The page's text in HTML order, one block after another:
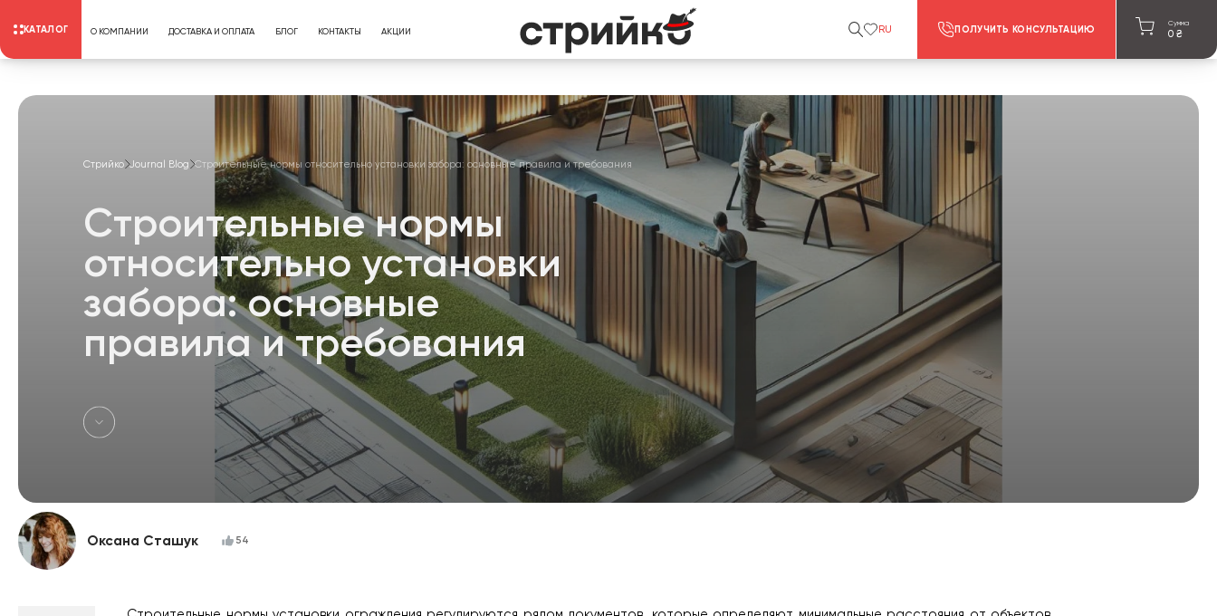
КАТАЛОГ О КОМПАНИИ ДОСТАВКА И ОПЛАТА БЛОГ КОНТАКТЫ АКЦИИ RU ПОЛУЧИТЬ КОНСУЛЬТАЦИЮ
Сумма
0 ₴
Стрийко Journal Blog Строительные нормы относительно установки забора: основные правила и требования
Строительные нормы
относительно установки
забора: основные
правила и требования
Оксана Сташук 54